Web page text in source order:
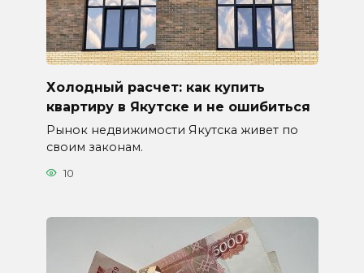
Холодный расчет: как купить
квартиру в Якутске и не ошибиться
Рынок недвижимости Якутска живет по
своим законам.
10